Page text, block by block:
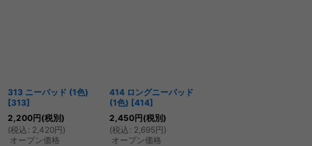
313 ニーパッド (1色)
[313]
2,200円(税別)
(税込 : 2,420円)
オープン価格
414 ロングニーパッド
(1色) [414]
2,450円(税別)
(税込 : 2,695円)
オープン価格